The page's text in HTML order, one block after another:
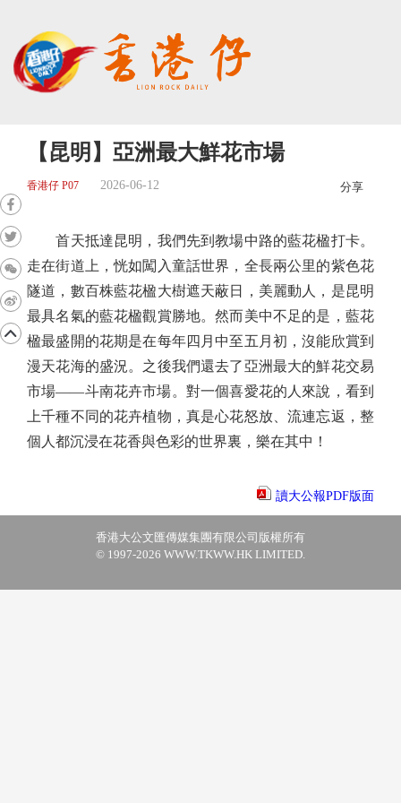
【昆明】亞洲最大鮮花市場
香港仔 P07 2026-06-12 分享
首天抵達昆明，我們先到教場中路的藍花楹打卡。
走在街道上，恍如闖入童話世界，全長兩公里的紫色花
隧道，數百株藍花楹大樹遮天蔽日，美麗動人，是昆明
最具名氣的藍花楹觀賞勝地。然而美中不足的是，藍花
楹最盛開的花期是在每年四月中至五月初，沒能欣賞到
漫天花海的盛況。之後我們還去了亞洲最大的鮮花交易
市場——斗南花卉市場。對一個喜愛花的人來說，看到
上千種不同的花卉植物，真是心花怒放、流連忘返，整
個人都沉浸在花香與色彩的世界裏，樂在其中！
讀大公報PDF版面
香港大公文匯傳媒集團有限公司版權所有
© 1997-2026 WWW.TKWW.HK LIMITED.